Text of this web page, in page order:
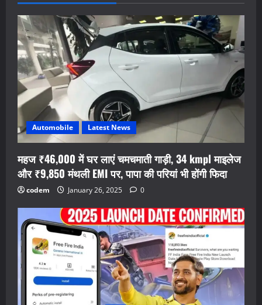
Automobile Latest News
महज ₹46,000 में घर लाएं चमचमाती गाड़ी, 34 kmpl माइलेज
और ₹9,850 मंथली EMI पर, पापा की परियां भी होंगी फिदा
codem January 26, 2025 0